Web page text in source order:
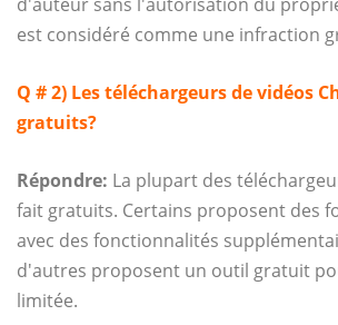
est considéré comme une infraction
Q # 2) Les téléchargeurs de vidéos
gratuits?
Répondre: La plupart des
fait gratuits. Certains proposent des
avec des fonctionnalités
d'autres proposent un outil gratuit
limitée.